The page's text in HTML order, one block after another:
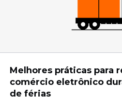
Melhores práticas para
comércio eletrônico
de férias